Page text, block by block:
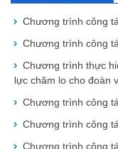
Chương trình công
Chương trình công
Chương trình thực
lực chăm lo cho đoàn
Chương trình công
Chương trình công
Chương trình công